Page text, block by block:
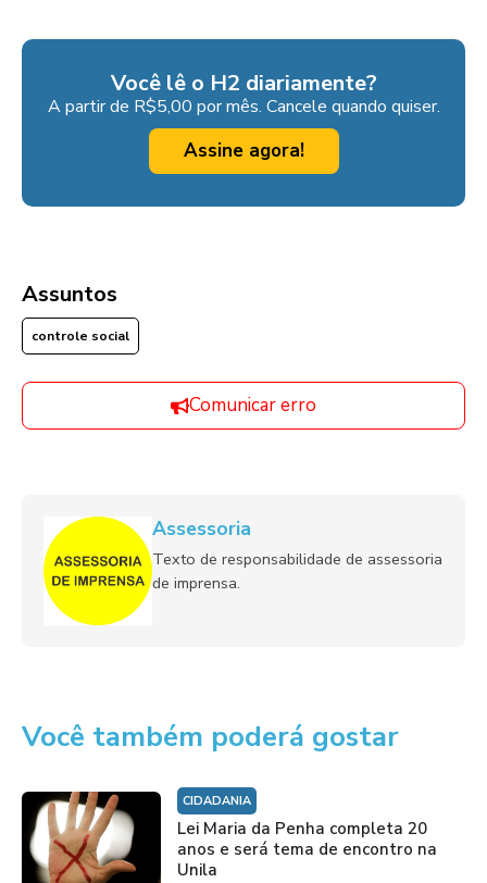
Você lê o H2 diariamente?
A partir de R$5,00 por mês. Cancele quando quiser.
Assine agora!
Assuntos
controle social
Comunicar erro
Assessoria
Texto de responsabilidade de assessoria
de imprensa.
Você também poderá gostar
CIDADANIA
Lei Maria da Penha completa 20
anos e será tema de encontro na
Unila